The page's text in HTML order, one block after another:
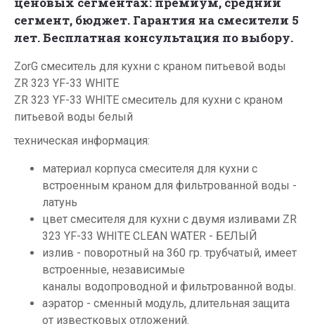
сегмент, бюджет. Гарантия на смесители 5
лет. Бесплатная консультация по выбору.
ZorG смеситель для кухни с краном питьевой воды
ZR 323 YF-33 WHITE
ZR 323 YF-33 WHITE смеситель для кухни с краном
питьевой воды белый
техническая информация:
материал корпуса смесителя для кухни с
встроенным краном для фильтрованной воды -
латунь
цвет смесителя для кухни с двумя изливами ZR
323 YF-33 WHITE CLEAN WATER - БЕЛЫЙ
излив - поворотный на 360 гр. трубчатый, имеет
встроенные, независимые
каналы водопроводной и фильтрованной воды.
аэратор - сменный модуль, длительная защита
от известковых отложений.